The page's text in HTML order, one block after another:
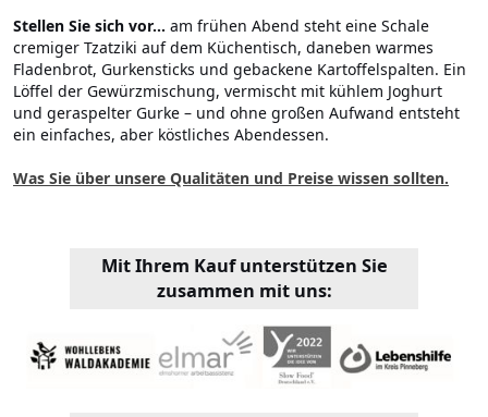
Stellen Sie sich vor... am frühen Abend steht eine Schale
cremiger Tzatziki auf dem Küchentisch, daneben warmes
Fladenbrot, Gurkensticks und gebackene Kartoffelspalten. Ein
Löffel der Gewürzmischung, vermischt mit kühlem Joghurt
und geraspelter Gurke – und ohne großen Aufwand entsteht
ein einfaches, aber köstliches Abendessen.
Was Sie über unsere Qualitäten und Preise wissen sollten.
Mit Ihrem Kauf unterstützen Sie
zusammen mit uns: